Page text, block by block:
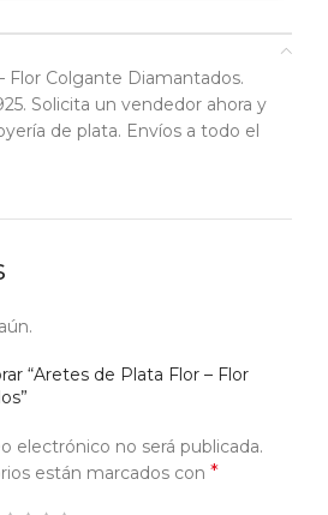
Flor Colgante Diamantados.
Solicita un vendedor ahora y
de plata. Envíos a todo el
“Aretes de Plata Flor – Flor
electrónico no será publicada.
están marcados con *